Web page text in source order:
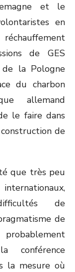
et le
en
de GES
la Pologne
du charbon
allemand
le faire dans
de
que très peu
de
de
conférence
la mesure où